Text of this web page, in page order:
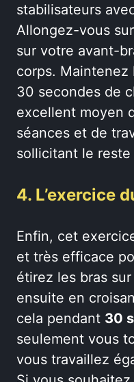
stabilisateurs
Allongez-vous
sur votre avant-
corps.
30 secondes de
excellent moyen
séances et de
sollicitant le
4. L’exercice
Enfin, cet
et très efficace
étirez les bras
ensuite en
cela pendant 30
seulement vous
vous travaillez